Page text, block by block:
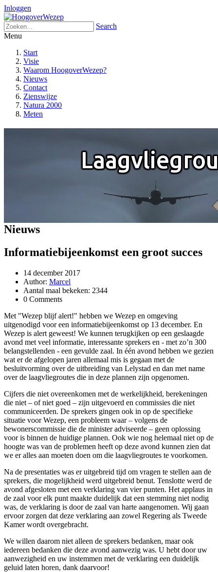
Inloggen
Search
Menu
Start
Visie
Waarom HoogoverWezep?
Nieuws
Contact
Zienswijze
Natura 2000
Meten
Nieuws
Informatiebijeenkomst een groot succes
14 december 2017
Author: Marcel
Aantal maal bekeken: 2344
0 Comments
Met "Wezep blijf alert!" hebben we Wezep en omgeving
uitgenodigd voor een informatiebijeenkomst op 13 december. En
Wezep is alert geweest! We kunnen terugkijken op een geslaagde
avond met veel informatie, interessante sprekers en - met zo’n 300
belangstellenden - een gevulde zaal. In één avond hebben we gezien
wat er de afgelopen jaren allemaal mis is gegaan met de
besluitvorming over de uitbreiding van Lelystad en dan met name
over de laagvliegroutes die in deze plannen zijn opgenomen.
Cijfers die niet overeenkomen met de werkelijkheid, berekeningen
die niet – of niet goed – zijn uitgevoerd en commissies die niet
communiceerden. De sprekers gingen ook in op de specifieke
situatie voor Wezep, een probleem waar – volgens de
bewonerscommissie die de minister adviseerde – geen oplossing
voor is binnen de huidige plannen. Ook wie nog helemaal niet op de
hoogte was van de problemen heeft op deze avond kunnen zien dat
we er alles aan moeten doen om die laagvliegroutes te voorkomen.
Na de presentaties was er uitgebreid tijd om vragen te stellen aan de
sprekers, die mogelijkheid werd uitgebreid benut. Tenslotte werd de
avond afgesloten met een verklaring van vier punten. Het applaus in
de zaal voor elk punt maakte duidelijk dat een stemming niet nodig
was, de verklaring is door de zaal van harte aangenomen. Wij gaan
ervoor zorgen dat deze verklaring aan zowel Regering als Tweede
Kamer wordt overgebracht.
We willen daarom niet alleen de sprekers bedanken, maar ook
iedereen bedanken die deze avond aanwezig was. U hebt door uw
aanwezigheid en uw instemmen met de verklaring een duidelijk
geluid laten horen, dank daarvoor!